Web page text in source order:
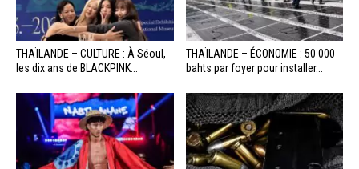
THAÏLANDE – CULTURE : À Séoul,
les dix ans de BLACKPINK...
THAÏLANDE – ÉCONOMIE : 50 000
bahts par foyer pour installer...